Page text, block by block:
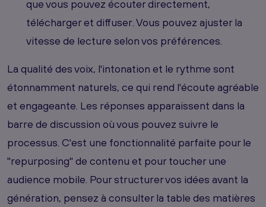
que vous pouvez écouter directement,
télécharger et diffuser. Vous pouvez ajuster la
vitesse de lecture selon vos préférences.
La qualité des voix, l'intonation et le rythme sont
étonnamment naturels, ce qui rend l'écoute agréable
et engageante. Les réponses apparaissent dans la
barre de discussion où vous pouvez suivre le
processus. C'est une fonctionnalité parfaite pour le
"repurposing" de contenu et pour toucher une
audience mobile. Pour structurer vos idées avant la
génération, pensez à consulter la table des matières